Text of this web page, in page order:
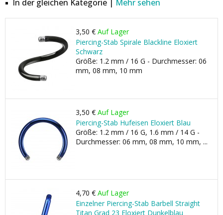
In der gleichen Kategorie | Mehr sehen
3,50 € Auf Lager
Piercing-Stab Spirale Blackline Eloxiert
Schwarz
Größe: 1.2 mm / 16 G - Durchmesser: 06
mm, 08 mm, 10 mm
3,50 € Auf Lager
Piercing-Stab Hufeisen Eloxiert Blau
Größe: 1.2 mm / 16 G, 1.6 mm / 14 G -
Durchmesser: 06 mm, 08 mm, 10 mm, ...
4,70 € Auf Lager
Einzelner Piercing-Stab Barbell Straight
Titan Grad 23 Eloxiert Dunkelblau